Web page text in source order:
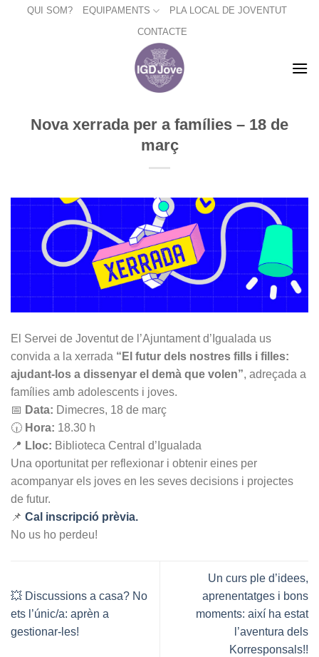
QUI SOM? EQUIPAMENTS
PLA LOCAL DE JOVENTUT
CONTACTE
Nova xerrada per a famílies – 18 de
març
El Servei de Joventut de l’Ajuntament d’Igualada us
convida a la xerrada “El futur dels nostres fills i filles:
ajudant-los a dissenyar el demà que volen”, adreçada a
famílies amb adolescents i joves.
📅 Data: Dimecres, 18 de març
🕡 Hora: 18.30 h
📍 Lloc: Biblioteca Central d’Igualada
Una oportunitat per reflexionar i obtenir eines per
acompanyar els joves en les seves decisions i projectes
de futur.
📌 Cal inscripció prèvia.
No us ho perdeu!
💥 Discussions a casa? No
ets l’únic/a: aprèn a
gestionar-les!
Un curs ple d’idees,
aprenentatges i bons
moments: així ha estat
l’aventura dels
Korresponsals!!